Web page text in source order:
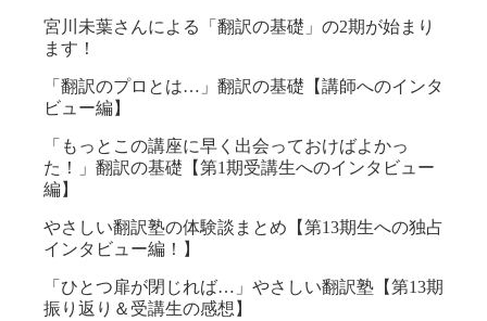
宮川未葉さんによる「翻訳の基礎」の2期が始まり
ます！
「翻訳のプロとは…」翻訳の基礎【講師へのインタ
ビュー編】
「もっとこの講座に早く出会っておけばよかっ
た！」翻訳の基礎【第1期受講生へのインタビュー
編】
やさしい翻訳塾の体験談まとめ【第13期生への独占
インタビュー編！】
「ひとつ扉が閉じれば…」やさしい翻訳塾【第13期
振り返り＆受講生の感想】